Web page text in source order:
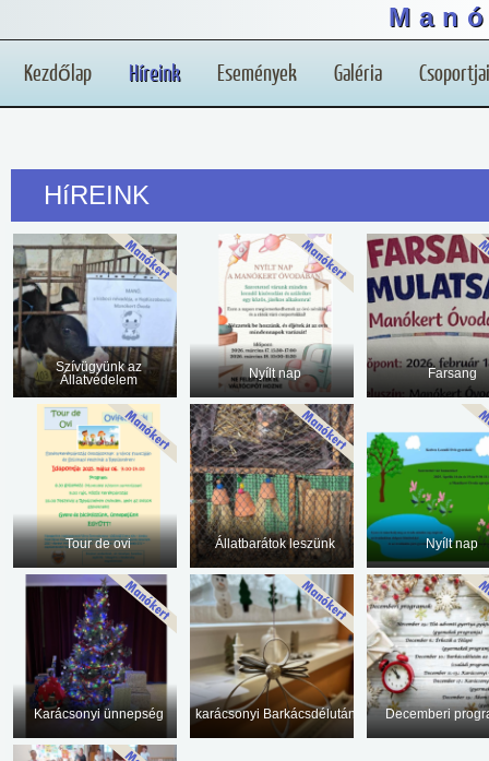
Kezdőlap Híreink Események Galéria
HíREINK
Szívügyünk az
Állatvédelem
Nyílt nap Farsang
Tour de ovi Állatbarátok leszünk Nyílt nap
Karácsonyi ünnepség karácsonyi Barkácsdélután Decemberi